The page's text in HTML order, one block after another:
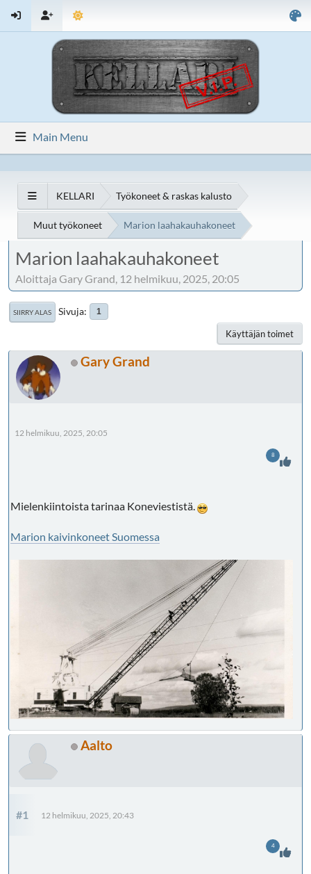
Main Menu
KELLARI Työkoneet & raskas kalusto
Muut työkoneet Marion laahakauhakoneet
Marion laahakauhakoneet
Aloittaja Gary Grand, 12 helmikuu, 2025, 20:05
SIIRRY ALAS Sivuja 1
Käyttäjän toimet
Gary Grand
12 helmikuu, 2025, 20:05
Mielenkiintoista tarinaa Koneviestistä.
Marion kaivinkoneet Suomessa
8
Aalto
#1 12 helmikuu, 2025, 20:43
4